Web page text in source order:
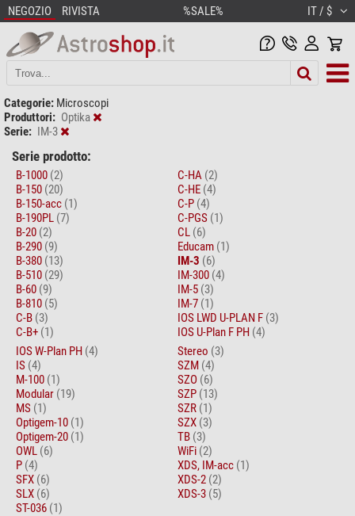
NEGOZIO RIVISTA %SALE% IT / $
Categorie: Microscopi
Produttori: Optika
Serie: IM-3
Serie prodotto:
B-1000 (2)
B-150 (20)
B-150-acc (1)
B-190PL (7)
B-20 (2)
B-290 (9)
B-380 (13)
B-510 (29)
B-60 (9)
B-810 (5)
C-B (3)
C-B+ (1)
C-HA (2)
C-HE (4)
C-P (4)
C-PGS (1)
CL (6)
Educam (1)
IM-3 (6)
IM-300 (4)
IM-5 (3)
IM-7 (1)
IOS LWD U-PLAN F (3)
IOS U-Plan F PH (4)
IOS W-Plan PH (4)
IS (4)
M-100 (1)
Modular (19)
MS (1)
Optigem-10 (1)
Optigem-20 (1)
OWL (6)
P (4)
SFX (6)
SLX (6)
ST-036 (1)
Stereo (3)
SZM (4)
SZO (6)
SZP (13)
SZR (1)
SZX (3)
TB (3)
WiFi (2)
XDS, IM-acc (1)
XDS-2 (2)
XDS-3 (5)